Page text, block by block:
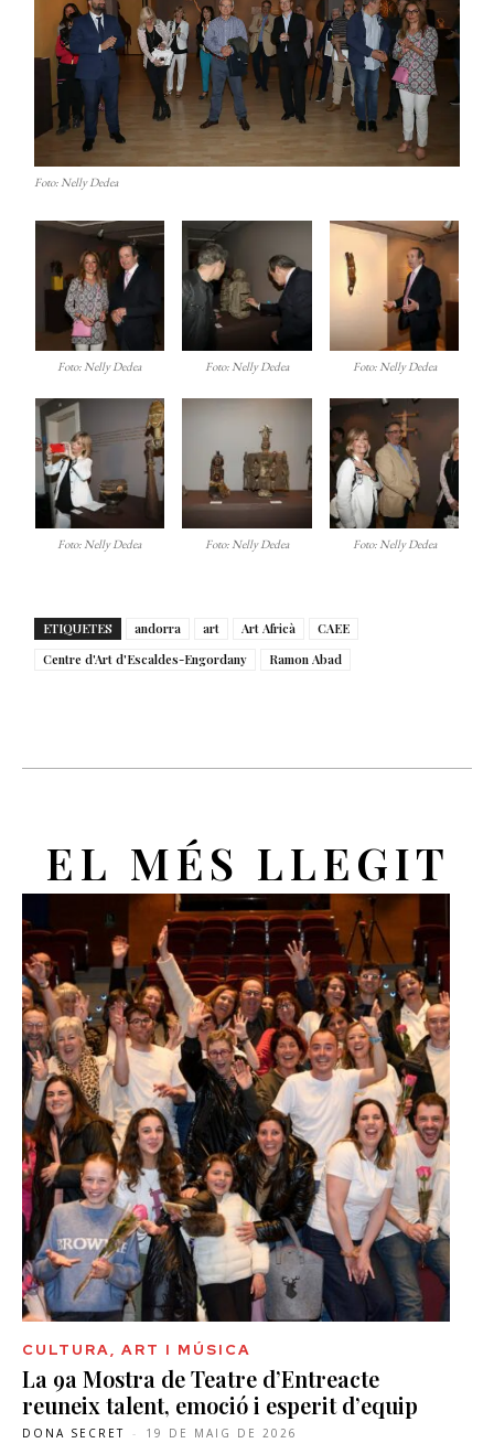
Foto: Nelly Dedea
Foto: Nelly Dedea Foto: Nelly Dedea Foto: Nelly Dedea
Foto: Nelly Dedea Foto: Nelly Dedea Foto: Nelly Dedea
ETIQUETES andorra art Art Africà
CAEE
Centre d'Art d'Escaldes-Engordany
Ramon Abad
EL MÉS LLEGIT
CULTURA, ART I MÚSICA
La 9a Mostra de Teatre d’Entreacte
reuneix talent, emoció i esperit d’equip
DONA SECRET - 19 DE MAIG DE 2026